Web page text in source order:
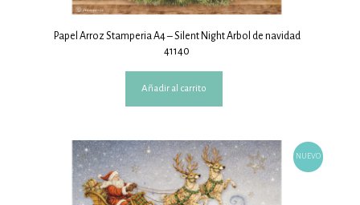
Papel Arroz Stamperia A4 – Silent Night Arbol de navidad
41140
Añadir al carrito
NUEVO